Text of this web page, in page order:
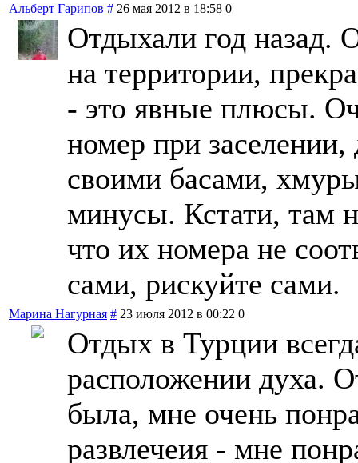
Альберт Гарипов # 26 мая 2012 в 18:58 0
Отдыхали год назад.
на территории,
- это явные плюсы.
номер при заселении,
своими басами,
минусы. Кстати, там
что их номера не
сами, рискуйте сами.
Марина Нагурная # 23 июля 2012 в 00:22 0
Отдых в Турции
расположении духа.
была, мне очень
развлечеия - мне